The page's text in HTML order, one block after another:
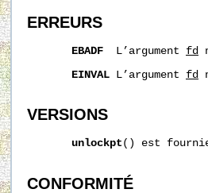
ERREURS
EBADF
  L’argument
fd
EINVAL L’argument fd
VERSIONS
unlockpt () est
CONFORMITÉ